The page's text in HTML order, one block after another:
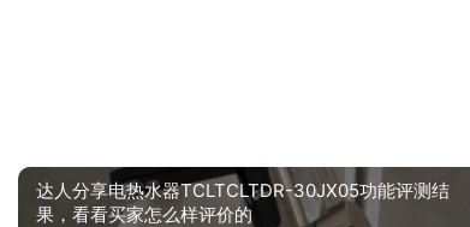
达人分享电热水器TCLTCLTDR-30JX05功能评测结
果，看看买家怎么样评价的